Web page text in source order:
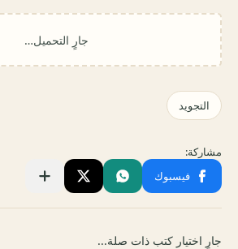
جارٍ اختيار كتب ذات صلة...